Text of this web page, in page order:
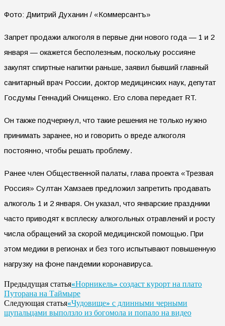
Фото: Дмитрий Духанин / «Коммерсантъ»
Запрет продажи алкоголя в первые дни нового года — 1 и 2
января — окажется бесполезным, поскольку россияне
закупят спиртные напитки раньше, заявил бывший главный
санитарный врач России, доктор медицинских наук, депутат
Госдумы Геннадий Онищенко. Его слова передает RT.
Он также подчеркнул, что такие решения не только нужно
принимать заранее, но и говорить о вреде алкоголя
постоянно, чтобы решать проблему.
Ранее член Общественной палаты, глава проекта «Трезвая
Россия» Султан Хамзаев предложил запретить продавать
алкоголь 1 и 2 января. Он указал, что январские праздники
часто приводят к всплеску алкогольных отравлений и росту
числа обращений за скорой медицинской помощью. При
этом медики в регионах и без того испытывают повышенную
нагрузку на фоне пандемии коронавируса.
Предыдущая статья«Норникель» создаст курорт на плато
Путорана на Таймыре
Следующая статья«Чудовище» с длинными черными
щупальцами выползло из богомола и попало на видео